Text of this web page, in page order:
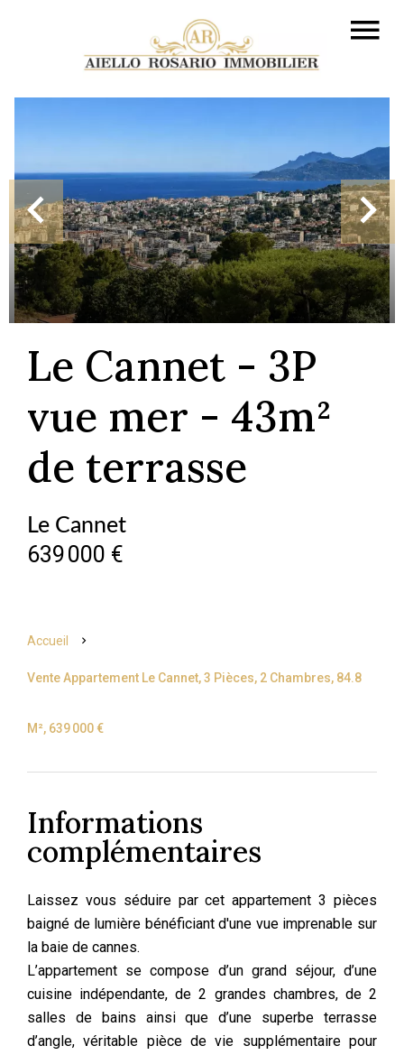
Le Cannet - 3P
vue mer - 43m²
de terrasse
Le Cannet
639 000 €
Accueil
Vente Appartement Le Cannet, 3 Pièces, 2 Chambres, 84.8
M², 639 000 €
Informations
complémentaires
Laissez vous séduire par cet appartement 3 pièces
baigné de lumière bénéficiant d'une vue imprenable sur
la baie de cannes.
L’appartement se compose d’un grand séjour, d’une
cuisine indépendante, de 2 grandes chambres, de 2
salles de bains ainsi que d’une superbe terrasse
d’angle, véritable pièce de vie supplémentaire pour